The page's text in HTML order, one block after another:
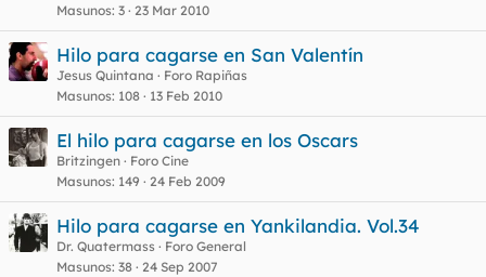
a
Masunos 3 23 Mar 2010
Hilo para cagarse en San Valentín
Jesus Quintana
Foro Rapiñas
Masunos 108 13 Feb 2010
El hilo para cagarse en los Oscars
Britzingen
Foro Cine
Masunos 149 24 Feb 2009
Hilo para cagarse en Yankilandia. Vol.34
Dr. Quatermass
Foro General
Masunos 38 24 Sep 2007